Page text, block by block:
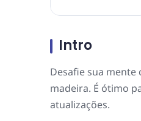
Intro
Desafie sua mente
madeira. É ótimo
atualizações.